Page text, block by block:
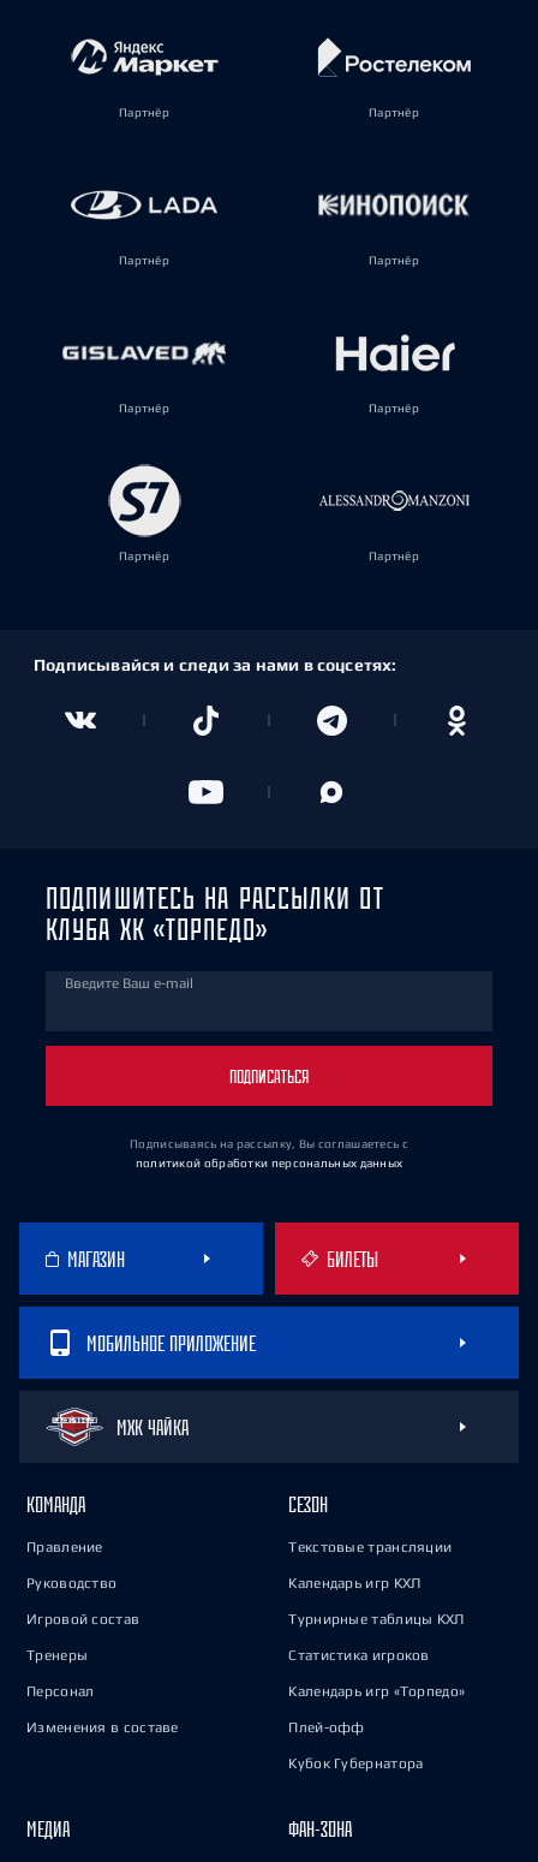
Партнёр Партнёр
Партнёр Партнёр
Партнёр Партнёр
Партнёр Партнёр
Подписывайся и следи за нами в соцсетях:
ПОДПИШИТЕСЬ НА РАССЫЛКИ ОТ
КЛУБА ХК «ТОРПЕДО»
Введите Ваш e-mail
ПОДПИСАТЬСЯ
Подписываясь на рассылку, Вы соглашаетесь с
политикой обработки персональных данных
МАГАЗИН БИЛЕТЫ
МОБИЛЬНОЕ ПРИЛОЖЕНИЕ
МХК ЧАЙКА
КОМАНДА
Правление
Руководство
Игровой состав
Тренеры
Персонал
Изменения в составе
СЕЗОН
Текстовые трансляции
Календарь игр КХЛ
Турнирные таблицы КХЛ
Статистика игроков
Календарь игр «Торпедо»
Плей-офф
Кубок Губернатора
МЕДИА ФАН-ЗОНА